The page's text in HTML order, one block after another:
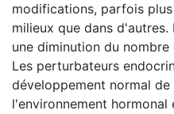
modifications, parfois
milieux que dans
une diminution du
Les perturbateurs
développement normal
l'environnement hormonal